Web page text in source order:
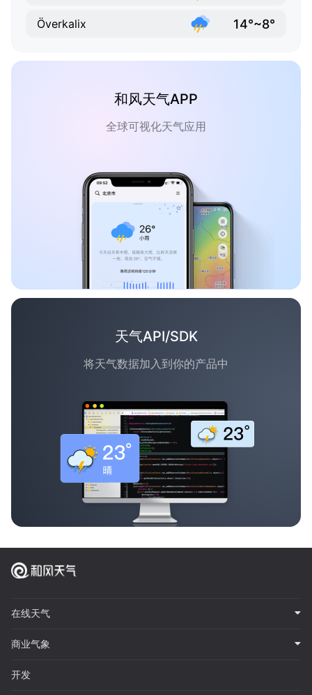
Överkalix 14°~8°
和风天气APP
全球可视化天气应用
天气API/SDK
将天气数据加入到你的产品中
在线天气
商业气象
开发